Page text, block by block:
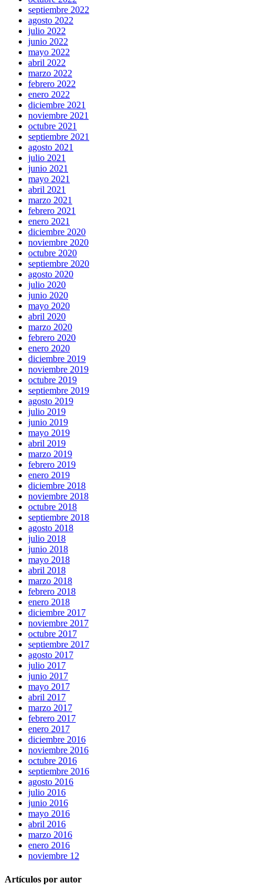
septiembre 2022
agosto 2022
julio 2022
junio 2022
mayo 2022
abril 2022
marzo 2022
febrero 2022
enero 2022
diciembre 2021
noviembre 2021
octubre 2021
septiembre 2021
agosto 2021
julio 2021
junio 2021
mayo 2021
abril 2021
marzo 2021
febrero 2021
enero 2021
diciembre 2020
noviembre 2020
octubre 2020
septiembre 2020
agosto 2020
julio 2020
junio 2020
mayo 2020
abril 2020
marzo 2020
febrero 2020
enero 2020
diciembre 2019
noviembre 2019
octubre 2019
septiembre 2019
agosto 2019
julio 2019
junio 2019
mayo 2019
abril 2019
marzo 2019
febrero 2019
enero 2019
diciembre 2018
noviembre 2018
octubre 2018
septiembre 2018
agosto 2018
julio 2018
junio 2018
mayo 2018
abril 2018
marzo 2018
febrero 2018
enero 2018
diciembre 2017
noviembre 2017
octubre 2017
septiembre 2017
agosto 2017
julio 2017
junio 2017
mayo 2017
abril 2017
marzo 2017
febrero 2017
enero 2017
diciembre 2016
noviembre 2016
octubre 2016
septiembre 2016
agosto 2016
julio 2016
junio 2016
mayo 2016
abril 2016
marzo 2016
enero 2016
noviembre 12
Artículos por autor